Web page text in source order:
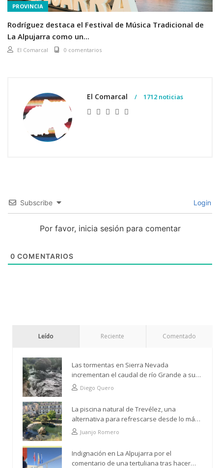
PROVINCIA
Rodríguez destaca el Festival de Música Tradicional de
La Alpujarra como un...
El Comarcal 0 comentarios
El Comarcal 1712 noticias
Subscribe Login
Por favor, inicia sesión para comentar
0 COMENTARIOS
Leído Reciente Comentado
Las tormentas en Sierra Nevada
incrementan el caudal de río Grande a su
paso por Trevélez
Diego Quero
La piscina natural de Trevélez, una
alternativa para refrescarse desde lo más
altoJuanjo Romero
Indignación en La Alpujarra por el
comentario de una tertuliana tras hacer